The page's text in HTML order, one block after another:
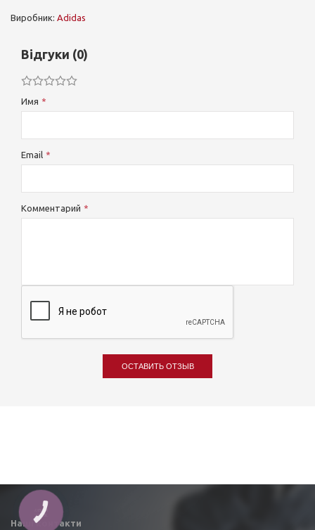
Виробник: Adidas
Відгуки (0)
Имя
Email
Комментарий
ОСТАВИТЬ ОТЗЫВ
Наші контакти
КНОПКА
ЗВ'ЯЗКУ